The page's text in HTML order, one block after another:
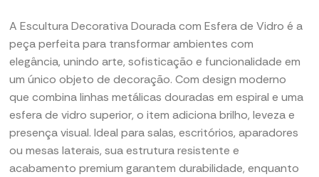
A Escultura Decorativa Dourada com Esfera de Vidro é a
peça perfeita para transformar ambientes com
elegância, unindo arte, sofisticação e funcionalidade em
um único objeto de decoração. Com design moderno
que combina linhas metálicas douradas em espiral e uma
esfera de vidro superior, o item adiciona brilho, leveza e
presença visual. Ideal para salas, escritórios, aparadores
ou mesas laterais, sua estrutura resistente e
acabamento premium garantem durabilidade, enquanto